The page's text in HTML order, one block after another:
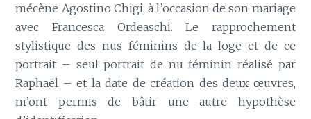
mécène Agostino Chigi, à l’occasion de son mariage
avec Francesca Ordeaschi. Le rapprochement
stylistique des nus féminins de la loge et de ce
portrait – seul portrait de nu féminin réalisé par
Raphaël – et la date de création des deux œuvres,
m’ont permis de bâtir une autre hypothèse